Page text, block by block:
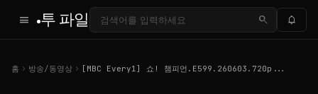
menu 투 파일 search notifications
홈 chevron_right 방송/동영상 chevron_right [MBC Every1] 쇼! 챔피언.E599.260603.720p...